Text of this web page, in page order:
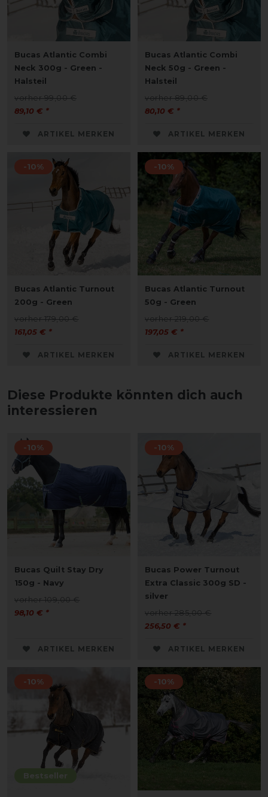
Bucas Atlantic Combi
Neck 300g - Green -
Halsteil
vorher 99,00 €
89,10 € *
ARTIKEL MERKEN
Bucas Atlantic Combi
Neck 50g - Green -
Halsteil
vorher 89,00 €
80,10 € *
ARTIKEL MERKEN
-10%
Bucas Atlantic Turnout
200g - Green
vorher 179,00 €
161,05 € *
ARTIKEL MERKEN
-10%
Bucas Atlantic Turnout
50g - Green
vorher 219,00 €
197,05 € *
ARTIKEL MERKEN
Diese Produkte könnten dich auch
interessieren
-10%
Bucas Quilt Stay Dry
150g - Navy
vorher 109,00 €
98,10 € *
ARTIKEL MERKEN
-10%
Bucas Power Turnout
Extra Classic 300g SD -
silver
vorher 285,00 €
256,50 € *
ARTIKEL MERKEN
Bestseller
-10% -10%